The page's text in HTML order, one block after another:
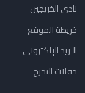
نادي الخريجين
خريطة الموقع
البريد الإلكتروني
حفلات التخرج